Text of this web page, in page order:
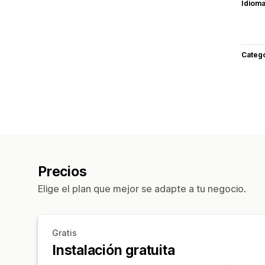
Precios
Elige el plan que mejor se adapte a tu negocio.
Gratis
Instalación gratuita